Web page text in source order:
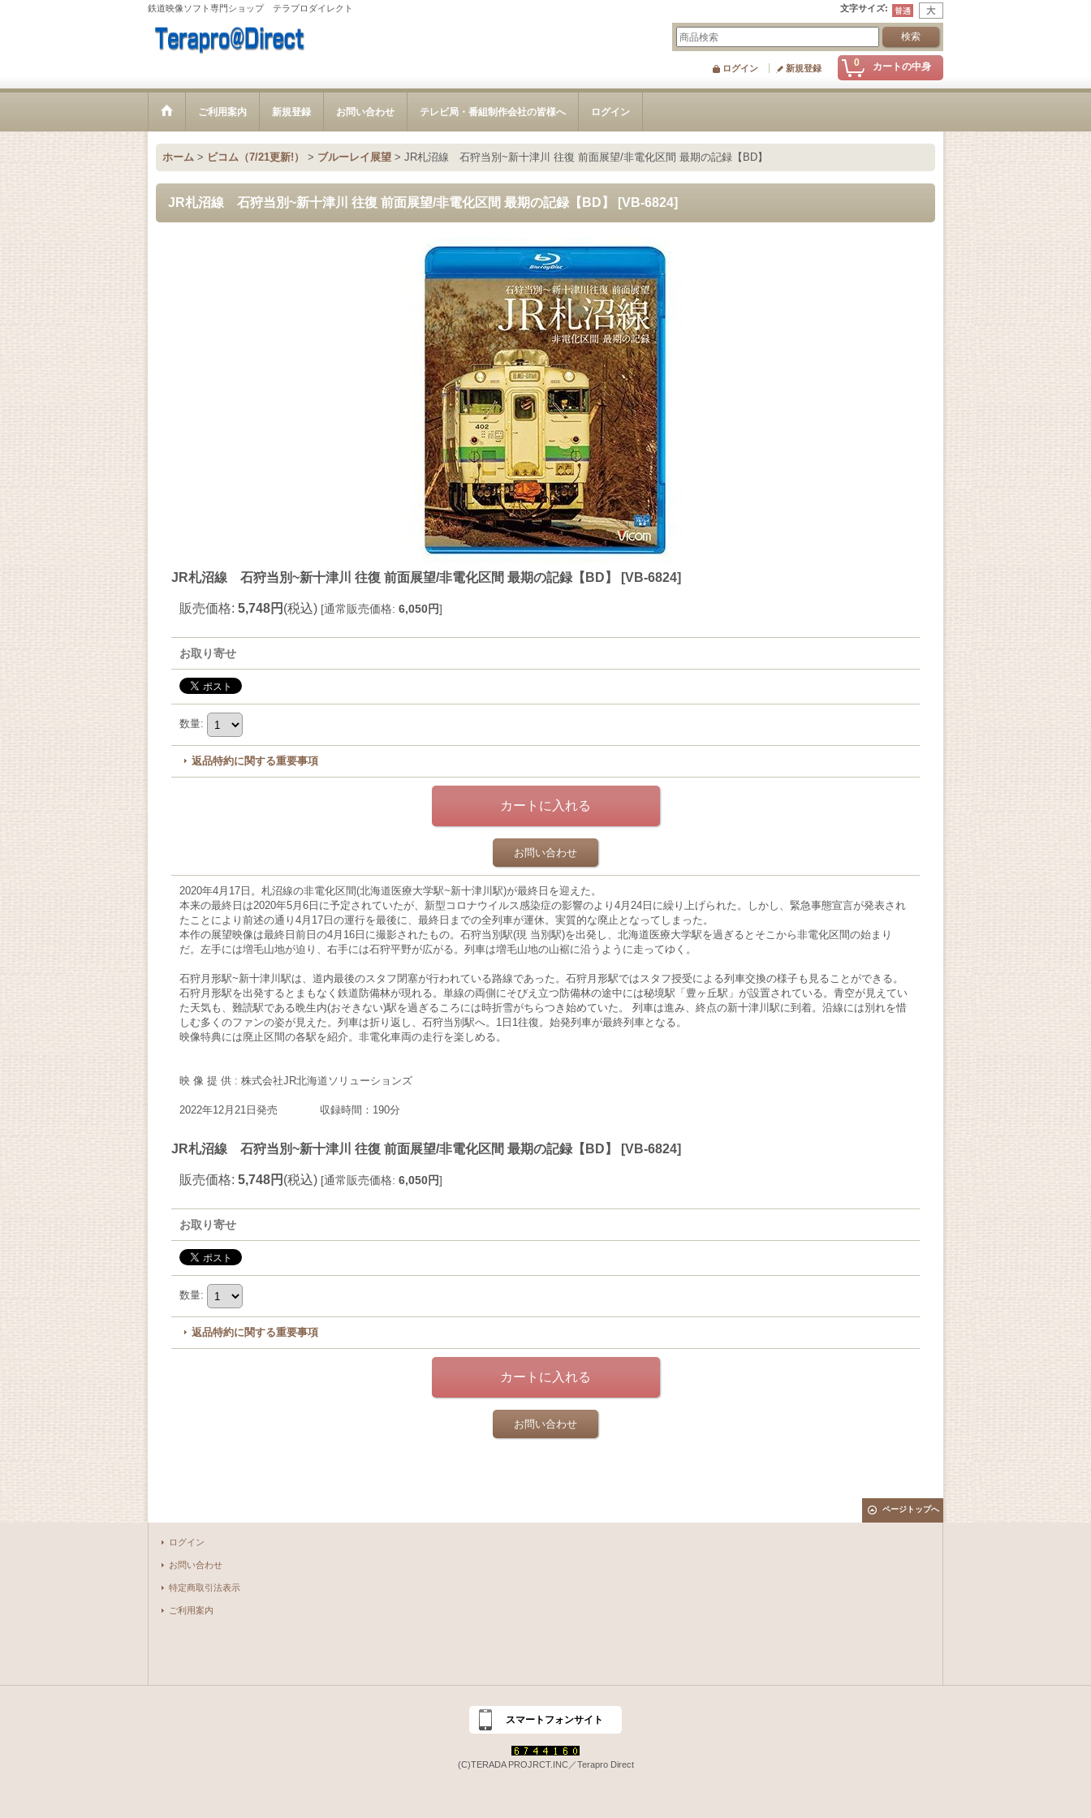
鉄道映像ソフト専門ショップ テラプロダイレクト 文字サイズ:
0 カートの中身
ログイン 新規登録
ご利用案内 新規登録 お問い合わせ テレビ局・番組制作会社の皆様へ ログイン
ホーム > ビコム（7/21更新!） > ブルーレイ展望 > JR札沼線 石狩当別~新十津川 往復 前面展望/非電化区間 最期の記録【BD】
JR札沼線 石狩当別~新十津川 往復 前面展望/非電化区間 最期の記録【BD】 [VB-6824]
JR札沼線 石狩当別~新十津川 往復 前面展望/非電化区間 最期の記録【BD】 [VB-6824]
販売価格: 5,748円 (税込) [通常販売価格: 6,050円]
お取り寄せ
数量:
返品特約に関する重要事項
お問い合わせ
2020年4月17日。札沼線の非電化区間(北海道医療大学駅~新十津川駅)が最終日を迎えた。
本来の最終日は2020年5月6日に予定されていたが、新型コロナウイルス感染症の影響のより4月24日に繰り上げられた。しかし、緊急事態宣言が発表され
たことにより前述の通り4月17日の運行を最後に、最終日までの全列車が運休。実質的な廃止となってしまった。
本作の展望映像は最終日前日の4月16日に撮影されたもの。石狩当別駅(現 当別駅)を出発し、北海道医療大学駅を過ぎるとそこから非電化区間の始まり
だ。左手には増毛山地が迫り、右手には石狩平野が広がる。列車は増毛山地の山裾に沿うように走ってゆく。
石狩月形駅~新十津川駅は、道内最後のスタフ閉塞が行われている路線であった。石狩月形駅ではスタフ授受による列車交換の様子も見ることができる。
石狩月形駅を出発するとまもなく鉄道防備林が現れる。単線の両側にそびえ立つ防備林の途中には秘境駅「豊ヶ丘駅」が設置されている。青空が見えてい
た天気も、難読駅である晩生内(おそきない)駅を過ぎるころには時折雪がちらつき始めていた。 列車は進み、終点の新十津川駅に到着。沿線には別れを惜
しむ多くのファンの姿が見えた。列車は折り返し、石狩当別駅へ。1日1往復。始発列車が最終列車となる。
映像特典には廃止区間の各駅を紹介。非電化車両の走行を楽しめる。
映 像 提 供 : 株式会社JR北海道ソリューションズ
2022年12月21日発売 収録時間：190分
JR札沼線 石狩当別~新十津川 往復 前面展望/非電化区間 最期の記録【BD】 [VB-6824]
販売価格: 5,748円 (税込) [通常販売価格: 6,050円]
お取り寄せ
数量:
返品特約に関する重要事項
お問い合わせ
ページトップへ
ログイン
お問い合わせ
特定商取引法表示
ご利用案内
スマートフォンサイト
(C)TERADA PROJRCT.INC／Terapro Direct